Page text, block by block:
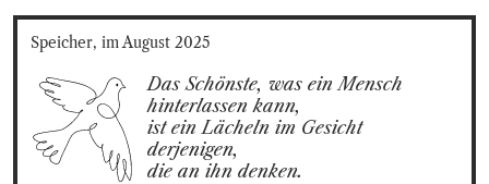
Speicher, im August 2025
Das Schönste, was ein Mensch
hinterlassen kann,
ist ein Lächeln im Gesicht
derjenigen,
die an ihn denken.